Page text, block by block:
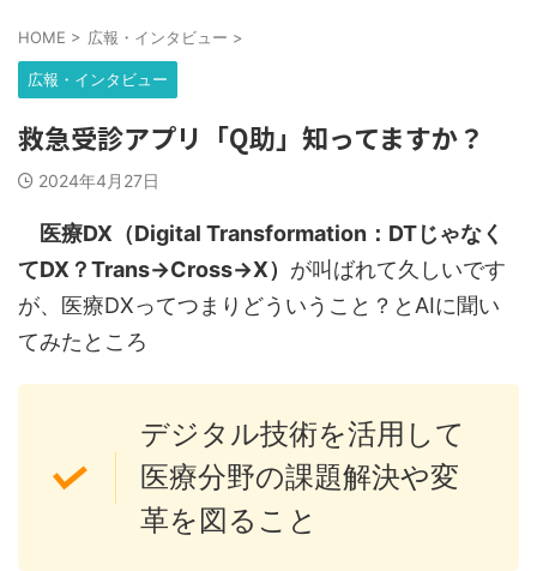
HOME > 広報・インタビュー >
広報・インタビュー
救急受診アプリ「Q助」知ってますか？
2024年4月27日
医療DX（Digital Transformation：DTじゃなく
てDX？Trans→Cross→X） が叫ばれて久しいです
が、医療DXってつまりどういうこと？とAIに聞い
てみたところ
デジタル技術を活用して
医療分野の課題解決や変
革を図ること